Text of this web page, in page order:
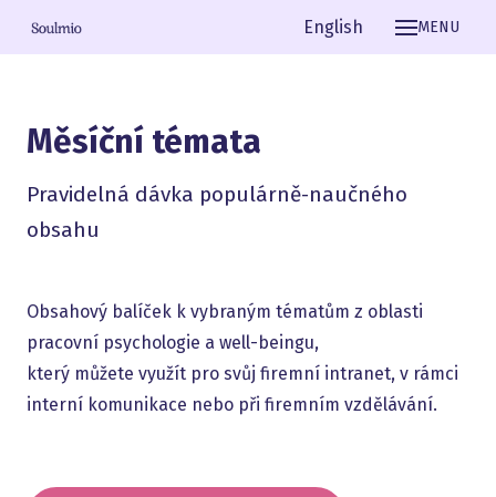
MENU
Čeština
English
Měsíční témata
Pravidelná dávka populárně-naučného
obsahu
Obsahový balíček k vybraným tématům z oblasti
pracovní psychologie a well-beingu,
který můžete využít pro svůj firemní intranet, v rámci
interní komunikace nebo při firemním vzdělávání.